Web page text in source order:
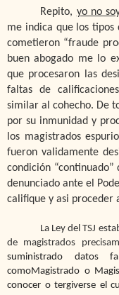
Repito, yo no
me indica que los tipos
cometieron “fraude
buen abogado me lo
que procesaron las
faltas de
similar al cohecho. De
por su inmunidad y
los magistrados
fueron validamente
condición
denunciado ante el
califique y asi proceder
La Ley del TSJ
de magistrados
suministrado datos
comoMagistrado o
conocer o tergiverse el